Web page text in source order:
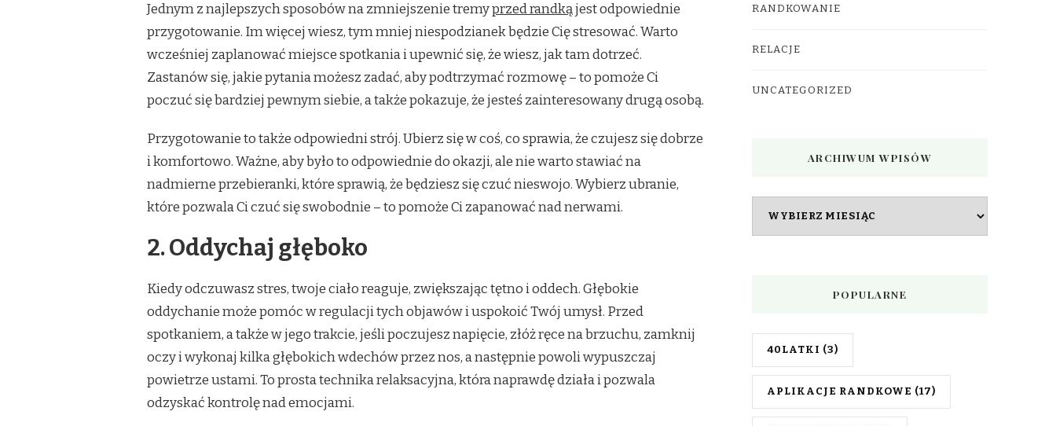
TREMĄ
BAWIĆ
Jednym z najlepszych sposobów na zmniejszenie tremyprzed randkąjest odpowiednie
przygotowanie. Im więcej wiesz, tym mniej niespodzianek będzie Cię stresować. Warto
wcześniej zaplanować miejsce spotkania i upewnić się, że wiesz, jak tam dotrzeć.
Zastanów się, jakie pytania możesz zadać, aby podtrzymać rozmowę – to pomoże Ci
poczuć się bardziej pewnym siebie, a także pokazuje, że jesteś zainteresowany drugą osobą.
Przygotowanie to także odpowiedni strój. Ubierz się w coś, co sprawia, że czujesz się dobrze
i komfortowo. Ważne, aby było to odpowiednie do okazji, ale nie warto stawiać na
nadmierne przebieranki, które sprawią, że będziesz się czuć nieswojo. Wybierz ubranie,
które pozwala Ci czuć się swobodnie – to pomoże Ci zapanować nad nerwami.
2. Oddychaj głęboko
Kiedy odczuwasz stres, twoje ciało reaguje, zwiększając tętno i oddech. Głębokie
oddychanie może pomóc w regulacji tych objawów i uspokoić Twój umysł. Przed
spotkaniem, a także w jego trakcie, jeśli poczujesz napięcie, złóż ręce na brzuchu, zamknij
oczy i wykonaj kilka głębokich wdechów przez nos, a następnie powoli wypuszczaj
powietrze ustami. To prosta technika relaksacyjna, która naprawdę działa i pozwala
odzyskać kontrolę nad emocjami.
RANDKOWANIE
RELACJE
UNCATEGORIZED
ARCHIWUM WPISÓW
POPULARNE
40LATKI (3)
APLIKACJE RANDKOWE (17)